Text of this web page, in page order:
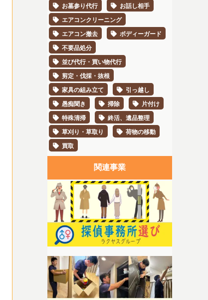
お墓参り代行
お話し相手
エアコンクリーニング
エアコン撤去
ボディーガード
不要品処分
並び代行・買い物代行
剪定・伐採・抜根
家具の組み立て
引っ越し
愚痴聞き
掃除
片付け
特殊清掃
終活、遺品整理
草刈り・草取り
荷物の移動
買取
関連事業